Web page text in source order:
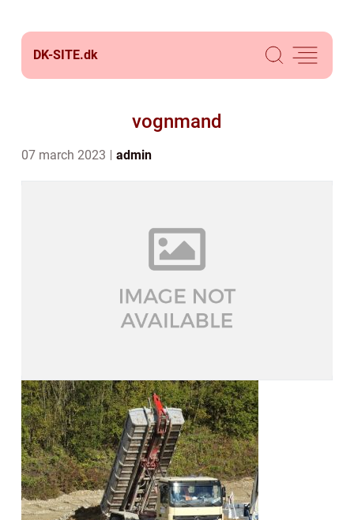
DK-SITE.dk
vognmand
07 march 2023 admin